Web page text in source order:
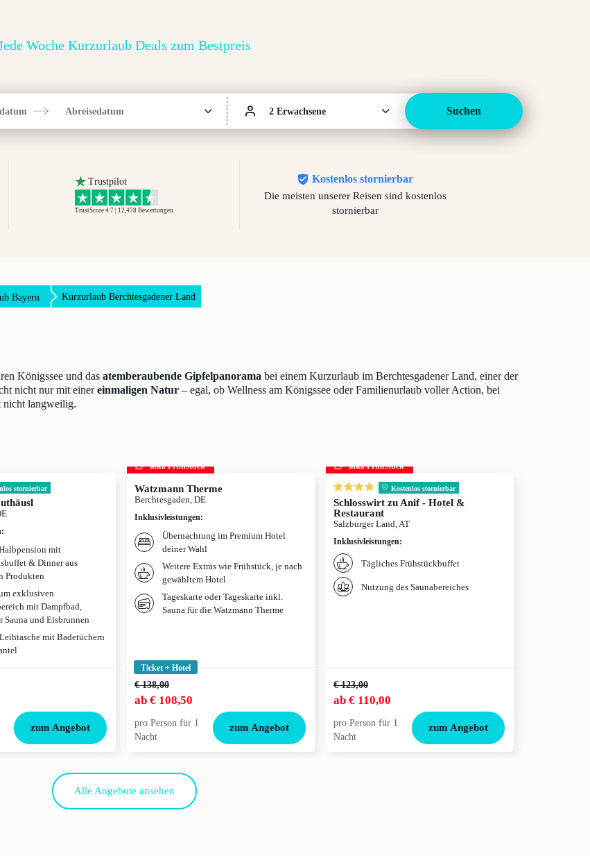
Woche Kurzurlaub Deals zum Bestpreis
Abreisedatum 2 Erwachsene Suchen
Trustpilot
TrustScore 4.7 | 12,478 Bewertungen
Kostenlos stornierbar
Die meisten unserer Reisen sind kostenlos
stornierbar
Bayern Kurzurlaub Berchtesgadener Land
Königssee und das atemberaubende Gipfelpanorama bei einem Kurzurlaub im Berchtesgadener Land, einer der
nicht nur mit einereinmaligen Natur – egal, ob Wellness am Königssee oder Familienurlaub voller Action, bei
nicht langweilig.
stornierbar
:
mit
& Dinner aus
Produkten
exklusiven
mit Dampfbad,
Sauna und Eisbrunnen
mit Badetüchern
zum Angebot
inkl. Frühstück
Watzmann Therme
Berchtesgaden, DE
Inklusivleistungen:
Übernachtung im Premium Hotel
deiner Wahl
Weitere Extras wie Frühstück, je nach
gewähltem Hotel
Tageskarte oder Tageskarte inkl.
Sauna für die Watzmann Therme
Ticket + Hotel
€ 138,00
ab € 108,50
pro Person für 1
Nacht
zum Angebot
inkl. Frühstück
Kostenlos stornierbar
Schlosswirt zu Anif - Hotel &
Restaurant
Salzburger Land, AT
Inklusivleistungen:
Tägliches Frühstückbuffet
Nutzung des Saunabereiches
€ 123,00
ab € 110,00
pro Person für 1
Nacht
zum Angebot
Alle Angebote ansehen